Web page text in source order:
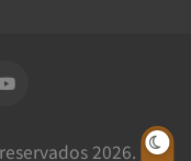
2026.